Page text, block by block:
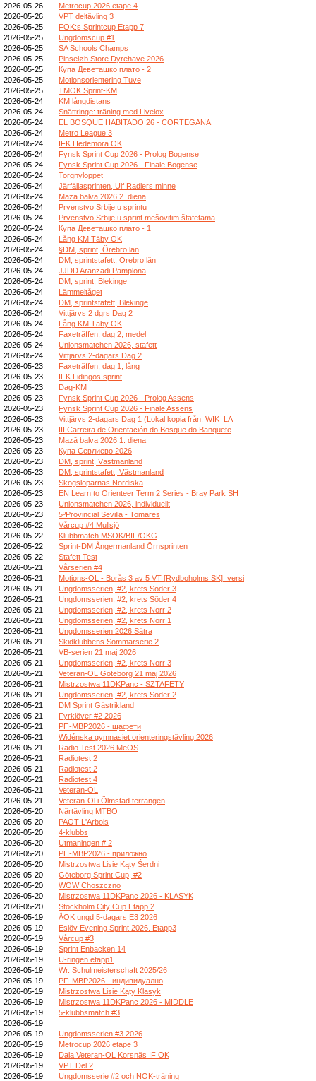
2026-05-26
Metrocup 2026 etape 4
2026-05-26
VPT deltävling 3
2026-05-25
FOK:s Sprintcup Etapp 7
2026-05-25
Ungdomscup #1
2026-05-25
SA Schools Champs
2026-05-25
Pinseløb Store Dyrehave 2026
2026-05-25
Купа Деветашко плато - 2
2026-05-25
Motionsorientering Tuve
2026-05-25
TMOK Sprint-KM
2026-05-24
KM långdistans
2026-05-24
Snättringe: träning med Livelox
2026-05-24
EL BOSQUE HABITADO 26 - CORTEGANA
2026-05-24
Metro League 3
2026-05-24
IFK Hedemora OK
2026-05-24
Fynsk Sprint Cup 2026 - Prolog Bogense
2026-05-24
Fynsk Sprint Cup 2026 - Finale Bogense
2026-05-24
Torgnyloppet
2026-05-24
Järfällasprinten, Ulf Radlers minne
2026-05-24
Mazā balva 2026 2. diena
2026-05-24
Prvenstvo Srbije u sprintu
2026-05-24
Prvenstvo Srbije u sprint mešovitim štafetama
2026-05-24
Купа Деветашко плато - 1
2026-05-24
Lång KM Täby OK
2026-05-24
§DM, sprint, Örebro län
2026-05-24
DM, sprintstafett, Örebro län
2026-05-24
JJDD Aranzadi Pamplona
2026-05-24
DM, sprint, Blekinge
2026-05-24
Lämmeltåget
2026-05-24
DM, sprintstafett, Blekinge
2026-05-24
Vittjärvs 2 dgrs Dag 2
2026-05-24
Lång KM Täby OK
2026-05-24
Faxeträffen, dag 2, medel
2026-05-24
Unionsmatchen 2026, stafett
2026-05-24
Vittjärvs 2-dagars Dag 2
2026-05-23
Faxeträffen, dag 1, lång
2026-05-23
IFK Lidingös sprint
2026-05-23
Dag-KM
2026-05-23
Fynsk Sprint Cup 2026 - Prolog Assens
2026-05-23
Fynsk Sprint Cup 2026 - Finale Assens
2026-05-23
Vittjärvs 2-dagars Dag 1 (Lokal kopia från: WIK_LA
2026-05-23
III Carreira de Orientación do Bosque do Banquete
2026-05-23
Mazā balva 2026 1. diena
2026-05-23
Купа Севлиево 2026
2026-05-23
DM, sprint, Västmanland
2026-05-23
DM, sprintstafett, Västmanland
2026-05-23
Skogslöparnas Nordiska
2026-05-23
EN Learn to Orienteer Term 2 Series - Bray Park SH
2026-05-23
Unionsmatchen 2026, individuellt
2026-05-23
5ºProvincial Sevilla - Tomares
2026-05-22
Vårcup #4 Mullsjö
2026-05-22
Klubbmatch MSOK/BIF/OKG
2026-05-22
Sprint-DM Ångermanland Örnsprinten
2026-05-22
Stafett Test
2026-05-21
Vårserien #4
2026-05-21
Motions-OL - Borås 3 av 5 VT [Rydboholms SK]_versi
2026-05-21
Ungdomsserien, #2, krets Söder 3
2026-05-21
Ungdomsserien, #2, krets Söder 4
2026-05-21
Ungdomsserien, #2, krets Norr 2
2026-05-21
Ungdomsserien, #2, krets Norr 1
2026-05-21
Ungdomsserien 2026 Sätra
2026-05-21
Skidklubbens Sommarserie 2
2026-05-21
VB-serien 21 maj 2026
2026-05-21
Ungdomsserien, #2, krets Norr 3
2026-05-21
Veteran-OL Göteborg 21 maj 2026
2026-05-21
Mistrzostwa 11DKPanc - SZTAFETY
2026-05-21
Ungdomsserien, #2, krets Söder 2
2026-05-21
DM Sprint Gästrikland
2026-05-21
Fyrklöver #2 2026
2026-05-21
РП-МВР2026 - щафети
2026-05-21
Widénska gymnasiet orienteringstävling 2026
2026-05-21
Radio Test 2026 MeOS
2026-05-21
Radiotest 2
2026-05-21
Radiotest 2
2026-05-21
Radiotest 4
2026-05-21
Veteran-OL
2026-05-21
Veteran-Ol i Ölmstad terrängen
2026-05-20
Närtävling MTBO
2026-05-20
PAOT L'Arbois
2026-05-20
4-klubbs
2026-05-20
Utmaningen # 2
2026-05-20
РП-МВР2026 - приложно
2026-05-20
Mistrzostwa Lisie Kąty Śerdni
2026-05-20
Göteborg Sprint Cup, #2
2026-05-20
WOW Choszczno
2026-05-20
Mistrzostwa 11DKPanc 2026 - KLASYK
2026-05-20
Stockholm City Cup Etapp 2
2026-05-19
ÅOK ungd 5-dagars E3 2026
2026-05-19
Eslöv Evening Sprint 2026. Etapp3
2026-05-19
Vårcup #3
2026-05-19
Sprint Enbacken 14
2026-05-19
U-ringen etapp1
2026-05-19
Wr. Schulmeisterschaft 2025/26
2026-05-19
РП-МВР2026 - индивидуално
2026-05-19
Mistrzostwa Lisie Kąty Klasyk
2026-05-19
Mistrzostwa 11DKPanc 2026 - MIDDLE
2026-05-19
5-klubbsmatch #3
2026-05-19
2026-05-19
Ungdomsserien #3 2026
2026-05-19
Metrocup 2026 etape 3
2026-05-19
Dala Veteran-OL Korsnäs IF OK
2026-05-19
VPT Del 2
2026-05-19
Ungdomsserie #2 och NOK-träning